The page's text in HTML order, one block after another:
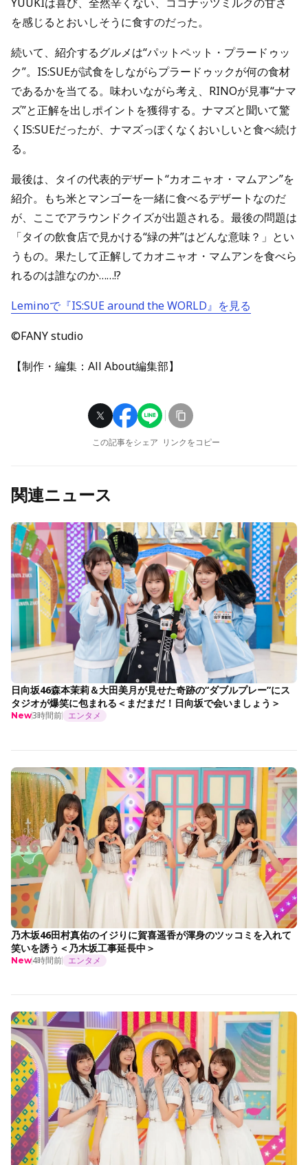
を感じるとおいしそうに食すのだった。
続いて、紹介するグルメは“パットペット・プラードゥッ
ク”。IS:SUEが試食をしながらプラードゥックが何の食材
であるかを当てる。味わいながら考え、RINOが見事“ナマ
ズ”と正解を出しポイントを獲得する。ナマズと聞いて驚
くIS:SUEだったが、ナマズっぽくなくおいしいと食べ続け
る。
最後は、タイの代表的デザート“カオニャオ・マムアン”を
紹介。もち米とマンゴーを一緒に食べるデザートなのだ
が、ここでアラウンドクイズが出題される。最後の問題は
「タイの飲食店で見かける“緑の丼”はどんな意味？」とい
うもの。果たして正解してカオニャオ・マムアンを食べら
れるのは誰なのか……!?
Leminoで『IS:SUE around the WORLD』を見る
©FANY studio
【制作・編集：All About編集部】
この記事をシェア リンクをコピー
関連ニュース
日向坂46森本茉莉＆大田美月が見せた奇跡の“ダブルプレー”にス
タジオが爆笑に包まれる＜まだまだ！日向坂で会いましょう＞
New3時間前 エンタメ
乃木坂46田村真佑のイジりに賀喜遥香が渾身のツッコミを入れて
笑いを誘う＜乃木坂工事延長中＞
New4時間前 エンタメ